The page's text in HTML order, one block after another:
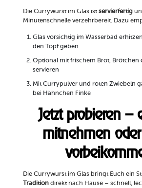
Die Currywurst im Glas istservierfertig
Minutenschnelle verzehrbereit. Dazu
Glas vorsichtig im Wasserbad
den Topf geben
Optional mit frischem Brot, Brötchen
servieren
Mit Currypulver und roten Zwiebeln
bei Hähnchen Finke
Jetzt probieren –
mitnehmen
Die Currywurst im Glas bringt Euch ein
Traditiondirekt nach Hause – schnell,